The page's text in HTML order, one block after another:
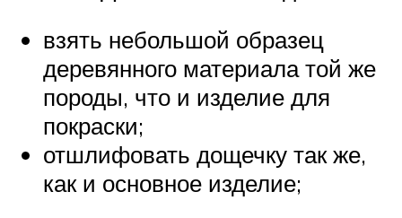
взять небольшой образец
деревянного материала той же
породы, что и изделие для
покраски;
отшлифовать дощечку так же,
как и основное изделие;